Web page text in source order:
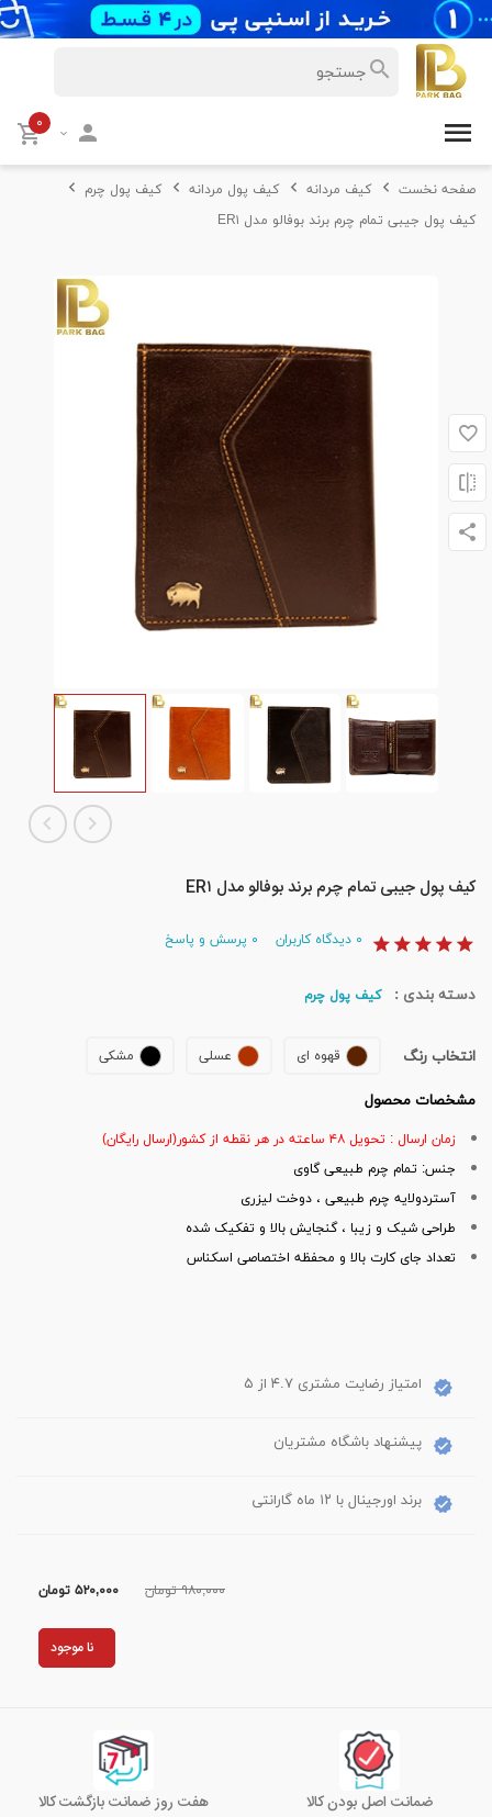
۰
صفحه نخست کیف مردانه کیف پول مردانه
کیف پول چرم
کیف پول جیبی تمام چرم برند بوفالو مدل ER۱
کیف پول جیبی تمام چرم برند بوفالو مدل ER۱
دیدگاه کاربران پرسش و پاسخ
دسته بندی : کیف پول چرم
انتخاب رنگ قهوه ای عسلی مشکی
مشخصات محصول
زمان ارسال : تحویل ۴۸ ساعته در هر نقطه از کشور(ارسال رایگان)
جنس: تمام چرم طبیعی گاوی
آستردولایه چرم طبیعی ، دوخت لیزری
طراحی شیک و زیبا ، گنجایش بالا و تفکیک شده
تعداد جای کارت بالا و محفظه اختصاصی اسکناس
امتیاز رضایت مشتری ۴.۷ از ۵
پیشنهاد باشگاه مشتریان
برند اورجینال با ۱۲ ماه گارانتی
۹۸۰,۰۰۰ تومان ۵۲۰,۰۰۰تومان
نا موجود
ضمانت اصل بودن کالا هفت روز ضمانت بازگشت کالا